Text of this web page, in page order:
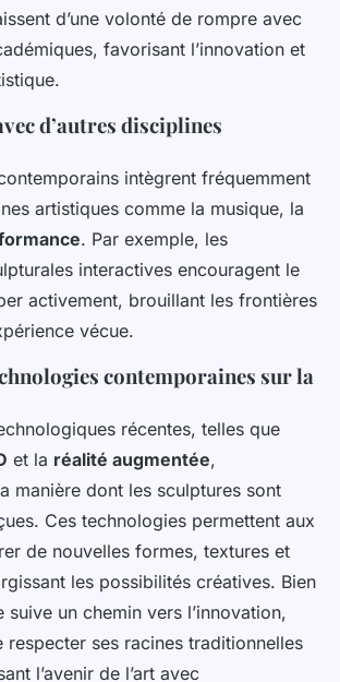
d’une volonté de rompre avec
favorisant l’innovation et
d’autres disciplines
intègrent fréquemment
artistiques comme la musique, la
. Par exemple, les
interactives encouragent le
activement, brouillant les frontières
vécue.
contemporaines sur la
récentes, telles que
et la réalité augmentée,
manière dont les sculptures sont
Ces technologies permettent aux
de nouvelles formes, textures et
les possibilités créatives. Bien
suive un chemin vers l’innovation,
respecter ses racines traditionnelles
l’avenir de l’art avec